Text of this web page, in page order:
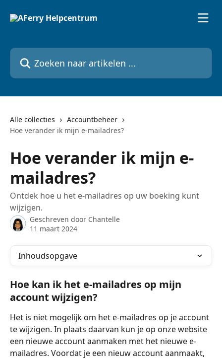
Zoeken naar artikelen ...
Alle collecties
Accountbeheer
Hoe verander ik mijn e-mailadres?
Hoe verander ik mijn e-
mailadres?
Ontdek hoe u het e-mailadres op uw boeking kunt
wijzigen.
Geschreven door Chantelle
11 maart 2024
Inhoudsopgave
Hoe kan ik het e-mailadres op mijn
account wijzigen?
Het is niet mogelijk om het e-mailadres op je account
te wijzigen. In plaats daarvan kun je op onze website
een nieuwe account aanmaken met het nieuwe e-
mailadres. Voordat je een nieuw account aanmaakt,